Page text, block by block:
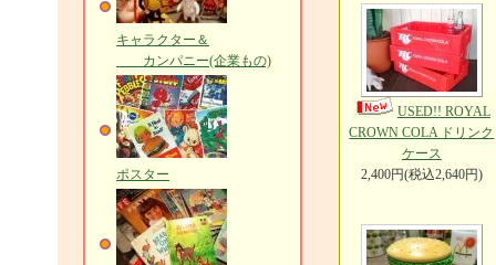
キャラクター＆
カンパニー(企業もの)
ポスター
USED!! ROYAL
CROWN COLA ドリンク
ケース
2,400円(税込2,640円)